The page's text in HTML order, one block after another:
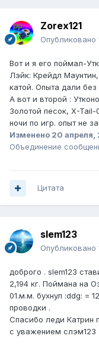
Zorex121
Опубликовано
Вот и я его поймал-
Лэйк: Крейдл
катой. Опыта дали без
А вот и второй :
Золотой песок, X-
ночи по игр. опыт не
Изменено 20 апреля,
Объединение
Цитата
slem123
Опубликовано
доброго . slem123
2,194 кг. Поймана на
01.м.м. бухнул :ddg: =
проводки .
Спасибо леди Катрин
с уважением слэм123